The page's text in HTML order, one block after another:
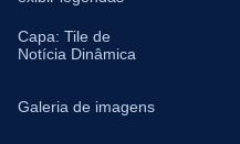
Capa: Tile de
Notícia Dinâmica
Galeria de imagens